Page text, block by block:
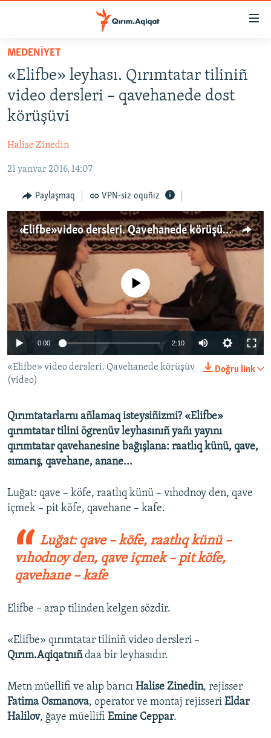
Esas
qaytmaq
Baş
navigatsiyağa
qaytmaq
Qıdıruvğa
HABERLER
SİYASET
İQTİSADİYAT
MEDENİYET
İNSAN AQLARI
VİDEO
SÜRET
BLOGLAR
Русский
Українською
QOŞULIÑIZ!
MEDENİYET
«Elifbe» leyhası. Qırımtatar tiliniñ
video dersleri – qavehanede dost
körüşüvi
Halise Zinedin
21 yanvar 2016, 14:07
Paylaşmaq VPN-siz oquñız
«Elifbe» video dersleri. Qavehanede körüşüv (video)
No media source currently available
0:00 2:10
Doğru link
«Elifbe» video dersleri. Qavehanede körüşüv
(video)
Qırımtatarlarnı añlamaq isteysiñizmi? «Elifbe»
qırımtatar tilini ögrenüv leyhasınıñ yañı yayını
qırımtatar qavehanesine bağışlana: raatlıq künü, qave,
sımarış, qavehane, anane...
Luğat: qave – köfe, raatlıq künü – vıhodnoy den, qave
içmek – pit köfe, qavehane – kafe.
Luğat: qave – köfe, raatlıq künü –
vıhodnoy den, qave içmek – pit köfe,
qavehane – kafe
Elifbe – arap tilinden kelgen sözdir.
«Elifbe» qırımtatar tiliniñ video dersleri –
Qırım.Aqiqatnıñdaa bir leyhasıdır.
Metn müellifi ve alıp barıcı Halise Zinedin, rejisser
Fatima Osmanova, operator ve montaj rejisseri Eldar
Halilov, ğaye müellifi Emine Ceppar.